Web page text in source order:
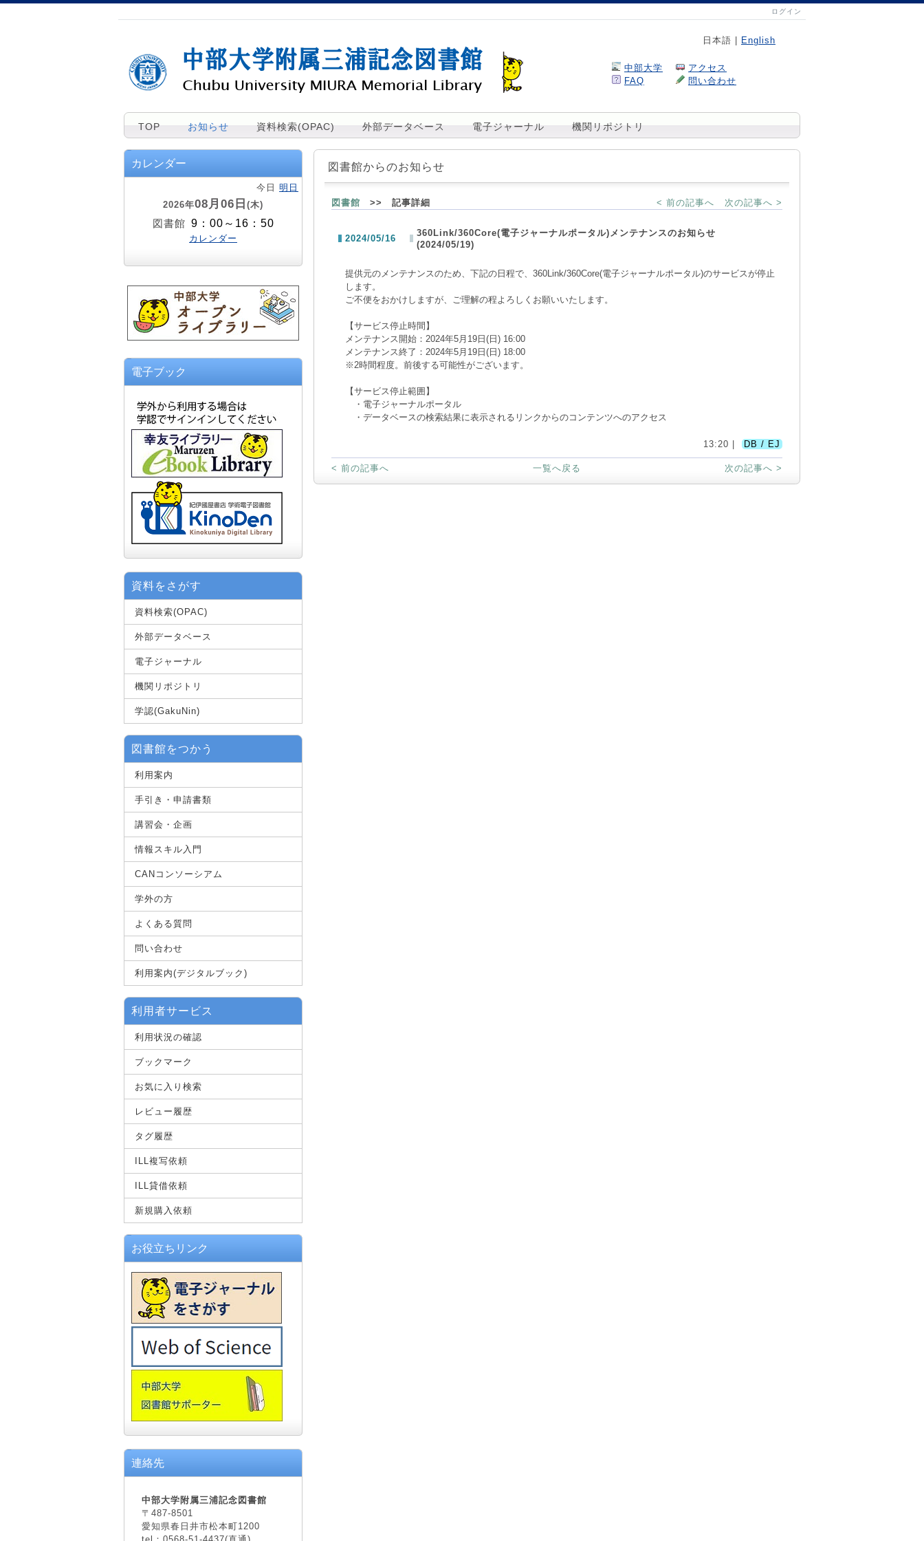
ログイン
日本語 | English
中部大学
アクセス
FAQ
問い合わせ
TOP お知らせ 資料検索(OPAC) 外部データベース 電子ジャーナル 機関リポジトリ
カレンダー
今日 明日
2026年08月06日 (木)
図書館 9：00～16：50
カレンダー
電子ブック
資料をさがす
資料検索(OPAC)
外部データベース
電子ジャーナル
機関リポジトリ
学認(GakuNin)
図書館をつかう
利用案内
手引き・申請書類
講習会・企画
情報スキル入門
CANコンソーシアム
学外の方
よくある質問
問い合わせ
利用案内(デジタルブック)
利用者サービス
利用状況の確認
ブックマーク
お気に入り検索
レビュー履歴
タグ履歴
ILL複写依頼
ILL貸借依頼
新規購入依頼
お役立ちリンク
連絡先
中部大学附属三浦記念図書館
〒487-8501
愛知県春日井市松本町1200
図書館からのお知らせ
図書館 >> 記事詳細 < 前の記事へ 次の記事へ >
2024/05/16
360Link/360Core(電子ジャーナルポータル)メンテナンスのお知らせ
(2024/05/19)
提供元のメンテナンスのため、下記の日程で、360Link/360Core(電子ジャーナルポータル)のサービスが停止
します。
ご不便をおかけしますが、ご理解の程よろしくお願いいたします。
【サービス停止時間】
メンテナンス開始：2024年5月19日(日) 16:00
メンテナンス終了：2024年5月19日(日) 18:00
※2時間程度。 前後する可能性がございます。
【サービス停止範囲】
・電子ジャーナルポータル
・データベースの検索結果に表示されるリンクからのコンテンツへのアクセス
13:20 | DB / EJ
< 前の記事へ 次の記事へ >
一覧へ戻る